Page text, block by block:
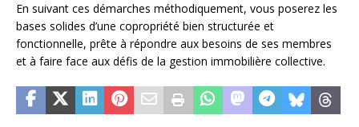
En suivant ces démarches méthodiquement, vous poserez les
bases solides d’une copropriété bien structurée et
fonctionnelle, prête à répondre aux besoins de ses membres
et à faire face aux défis de la gestion immobilière collective.